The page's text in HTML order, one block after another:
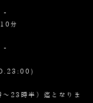
-
分
-
23時半）迄となりま